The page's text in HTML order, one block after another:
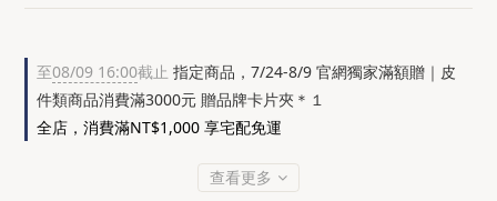
至08/09 16:00截止 指定商品，7/24-8/9 官網獨家滿額贈｜皮
件類商品消費滿3000元 贈品牌卡片夾＊１
全店，消費滿NT$1,000 享宅配免運
查看更多